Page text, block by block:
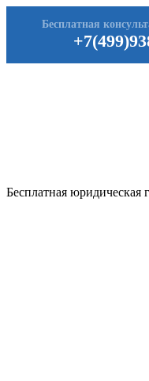
Бесплатная
Бесплатная юридическая